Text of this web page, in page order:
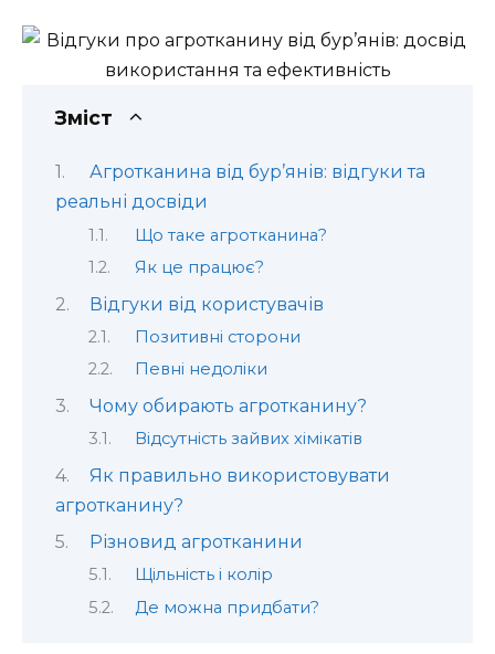
Зміст
Агротканина від бур’янів: відгуки та
реальні досвіди
Що таке агротканина?
Як це працює?
Відгуки від користувачів
Позитивні сторони
Певні недоліки
Чому обирають агротканину?
Відсутність зайвих хімікатів
Як правильно використовувати
агротканину?
Різновид агротканини
Щільність і колір
Де можна придбати?